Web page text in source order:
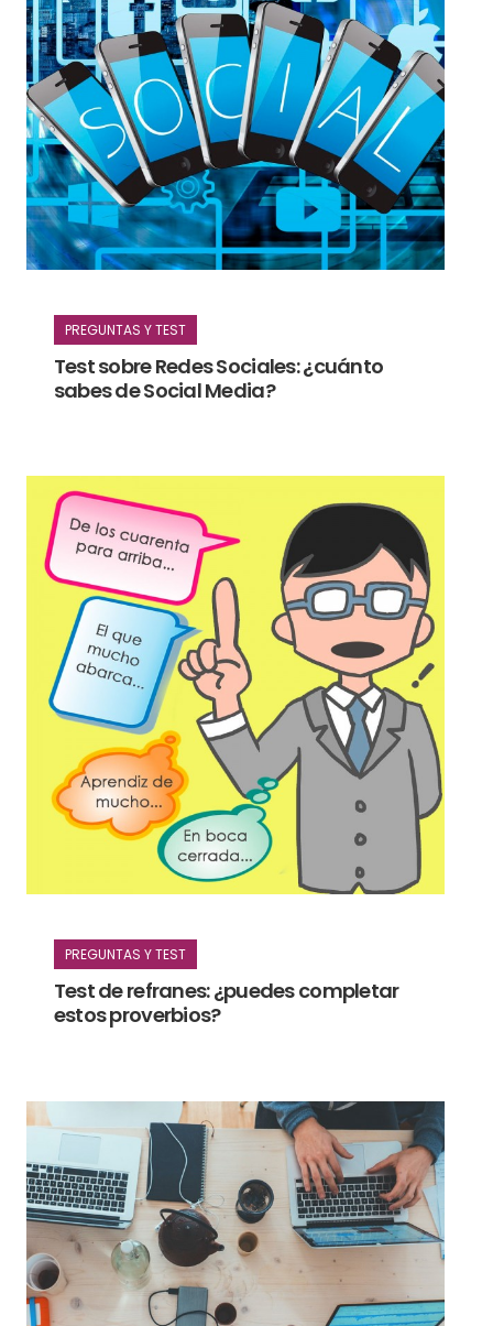
PREGUNTAS Y TEST
Test sobre Redes Sociales: ¿cuánto
sabes de Social Media?
PREGUNTAS Y TEST
Test de refranes: ¿puedes completar
estos proverbios?